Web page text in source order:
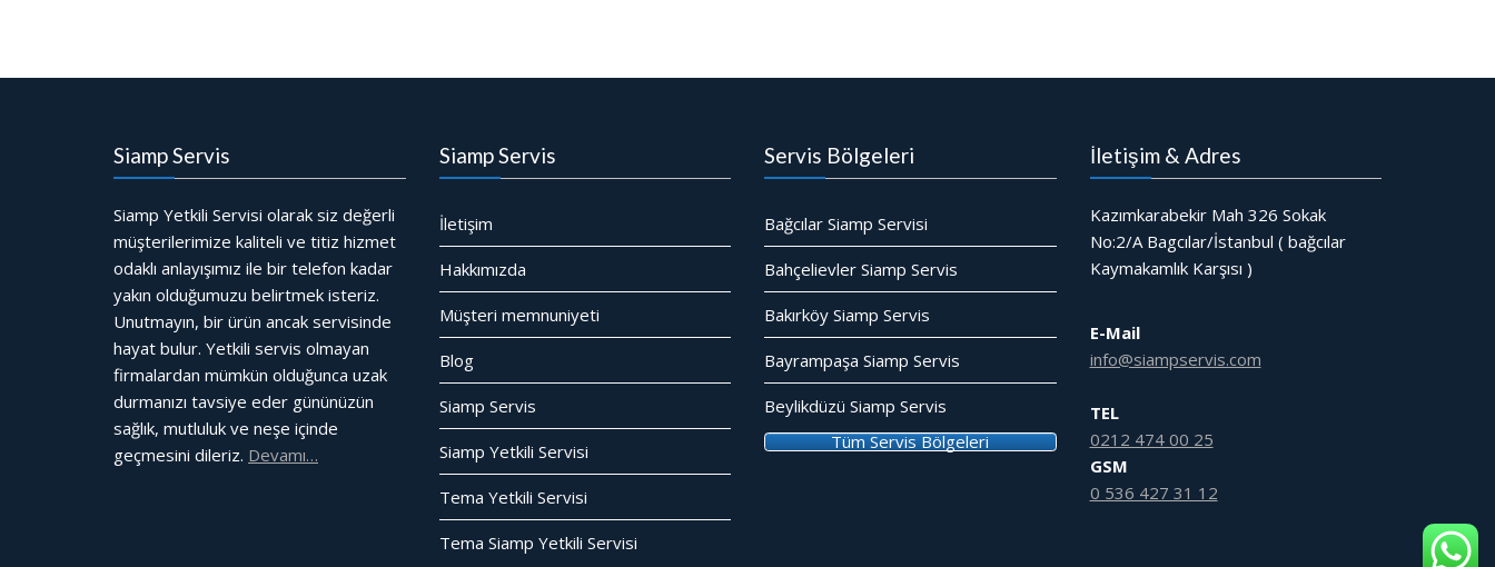
Siamp Servis
Siamp Yetkili Servisi olarak siz değerli
müşterilerimize kaliteli ve titiz hizmet
odaklı anlayışımız ile bir telefon kadar
yakın olduğumuzu belirtmek isteriz.
Unutmayın, bir ürün ancak servisinde
hayat bulur. Yetkili servis olmayan
firmalardan mümkün olduğunca uzak
durmanızı tavsiye eder gününüzün
sağlık, mutluluk ve neşe içinde
geçmesini dileriz. Devamı…
Siamp Servis
İletişim
Hakkımızda
Müşteri memnuniyeti
Blog
Siamp Servis
Siamp Yetkili Servisi
Tema Yetkili Servisi
Tema Siamp Yetkili Servisi
Servis Bölgeleri
Bağcılar Siamp Servisi
Bahçelievler Siamp Servis
Bakırköy Siamp Servis
Bayrampaşa Siamp Servis
Beylikdüzü Siamp Servis
Tüm Servis Bölgeleri
İletişim & Adres
Kazımkarabekir Mah 326 Sokak
No:2/A Bagcılar/İstanbul ( bağcılar
Kaymakamlık Karşısı )
E-Mail
info@siampservis.com
TEL
0212 474 00 25
GSM
0 536 427 31 12